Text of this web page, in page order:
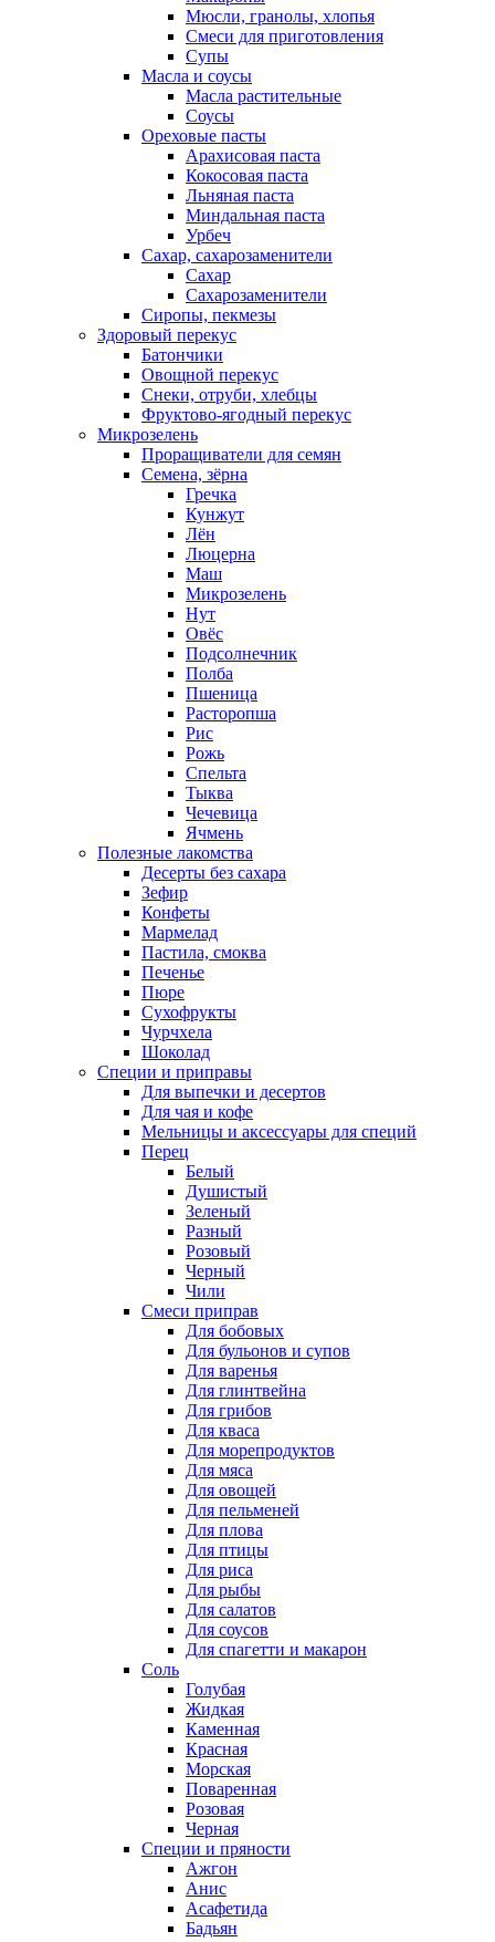
Мюсли, гранолы, хлопья
Смеси для приготовления
Супы
Масла и соусы
Масла растительные
Соусы
Ореховые пасты
Арахисовая паста
Кокосовая паста
Льняная паста
Миндальная паста
Урбеч
Сахар, сахарозаменители
Сахар
Сахарозаменители
Сиропы, пекмезы
Здоровый перекус
Батончики
Овощной перекус
Снеки, отруби, хлебцы
Фруктово-ягодный перекус
Микрозелень
Проращиватели для семян
Семена, зёрна
Гречка
Кунжут
Лён
Люцерна
Маш
Микрозелень
Нут
Овёс
Подсолнечник
Полба
Пшеница
Расторопша
Рис
Рожь
Спельта
Тыква
Чечевица
Ячмень
Полезные лакомства
Десерты без сахара
Зефир
Конфеты
Мармелад
Пастила, смоква
Печенье
Пюре
Сухофрукты
Чурчхела
Шоколад
Специи и приправы
Для выпечки и десертов
Для чая и кофе
Мельницы и аксессуары для специй
Перец
Белый
Душистый
Зеленый
Разный
Розовый
Черный
Чили
Смеси приправ
Для бобовых
Для бульонов и супов
Для варенья
Для глинтвейна
Для грибов
Для кваса
Для морепродуктов
Для мяса
Для овощей
Для пельменей
Для плова
Для птицы
Для риса
Для рыбы
Для салатов
Для соусов
Для спагетти и макарон
Соль
Голубая
Жидкая
Каменная
Красная
Морская
Поваренная
Розовая
Черная
Специи и пряности
Ажгон
Анис
Асафетида
Бадьян